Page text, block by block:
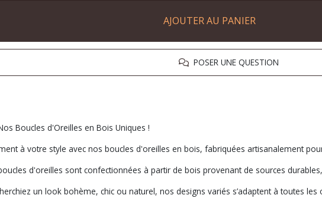
AJOUTER AU PANIER
POSER UNE QUESTION
Boucles d'Oreilles en Bois Uniques !
à votre style avec nos boucles d'oreilles en bois, fabriquées artisanalement
d'oreilles sont confectionnées à partir de bois provenant de sources
un look bohème, chic ou naturel, nos designs variés s’adaptent à toutes